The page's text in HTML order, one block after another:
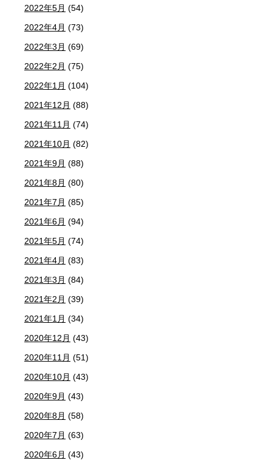
2022年5月 (54)
2022年4月 (73)
2022年3月 (69)
2022年2月 (75)
2022年1月 (104)
2021年12月 (88)
2021年11月 (74)
2021年10月 (82)
2021年9月 (88)
2021年8月 (80)
2021年7月 (85)
2021年6月 (94)
2021年5月 (74)
2021年4月 (83)
2021年3月 (84)
2021年2月 (39)
2021年1月 (34)
2020年12月 (43)
2020年11月 (51)
2020年10月 (43)
2020年9月 (43)
2020年8月 (58)
2020年7月 (63)
2020年6月 (43)